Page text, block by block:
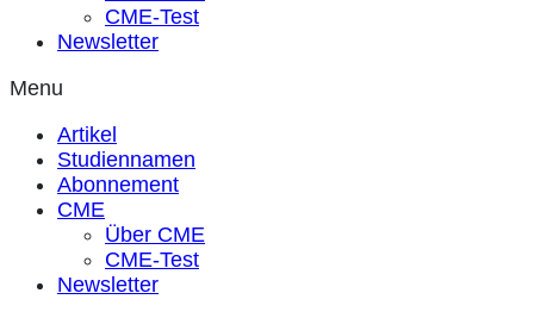
CME-Test
Newsletter
Menu
Artikel
Studiennamen
Abonnement
CME
Über CME
CME-Test
Newsletter